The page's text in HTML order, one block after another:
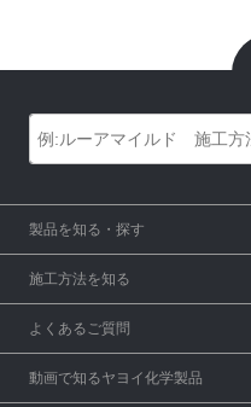
製品を知る・探す
施工方法を知る
よくあるご質問
動画で知るヤヨイ化学製品